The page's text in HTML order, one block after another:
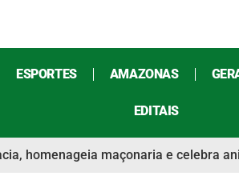
ESPORTES AMAZONAS
EDITAIS
homenageia maçonaria e celebra